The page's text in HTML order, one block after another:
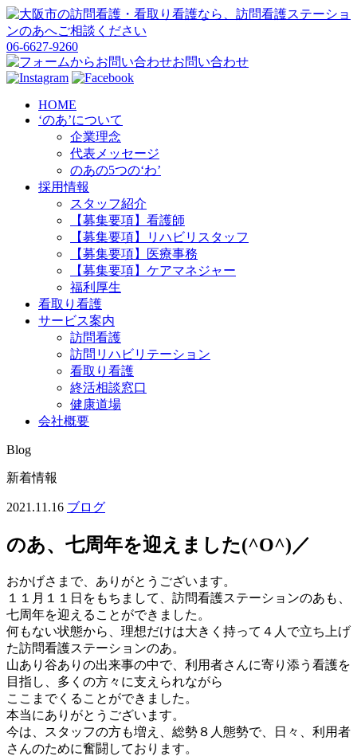
06-6627-9260
お問い合わせ
HOME
‘のあ’について
企業理念
代表メッセージ
のあの5つの‘わ’
採用情報
スタッフ紹介
【募集要項】看護師
【募集要項】リハビリスタッフ
【募集要項】医療事務
【募集要項】ケアマネジャー
福利厚生
看取り看護
サービス案内
訪問看護
訪問リハビリテーション
看取り看護
終活相談窓口
健康道場
会社概要
Blog
新着情報
2021.11.16 ブログ
のあ、七周年を迎えました(^O^)／
おかげさまで、ありがとうございます。
１１月１１日をもちまして、訪問看護ステーションのあも、
七周年を迎えることができました。
何もない状態から、理想だけは大きく持って４人で立ち上げ
た訪問看護ステーションのあ。
山あり谷ありの出来事の中で、利用者さんに寄り添う看護を
目指し、多くの方々に支えられながら
ここまでくることができました。
本当にありがとうございます。
今は、スタッフの方も増え、総勢８人態勢で、日々、利用者
さんのために奮闘しております。